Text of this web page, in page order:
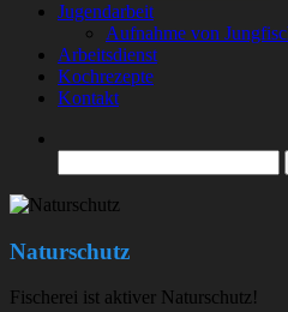
Jugendarbeit
Aufnahme von
Arbeitsdienst
Kochrezepte
Kontakt
nach:
Naturschutz
Fischerei ist aktiver Naturschutz!